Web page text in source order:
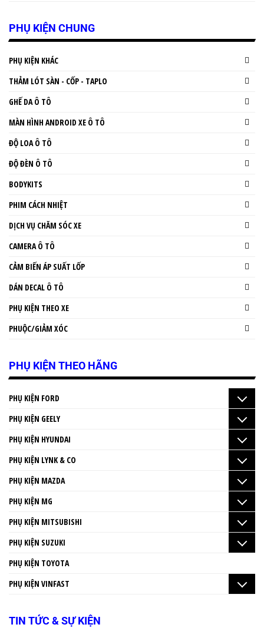
PHỤ KIỆN CHUNG
PHỤ KIỆN KHÁC
THẢM LÓT SÀN - CỐP - TAPLO
GHẾ DA Ô TÔ
MÀN HÌNH ANDROID XE Ô TÔ
ĐỘ LOA Ô TÔ
ĐỘ ĐÈN Ô TÔ
BODYKITS
PHIM CÁCH NHIỆT
DỊCH VỤ CHĂM SÓC XE
CAMERA Ô TÔ
CẢM BIẾN ÁP SUẤT LỐP
DÁN DECAL Ô TÔ
PHỤ KIỆN THEO XE
PHUỘC/GIẢM XÓC
PHỤ KIỆN THEO HÃNG
PHỤ KIỆN FORD
PHỤ KIỆN GEELY
PHỤ KIỆN HYUNDAI
PHỤ KIỆN LYNK & CO
PHỤ KIỆN MAZDA
PHỤ KIỆN MG
PHỤ KIỆN MITSUBISHI
PHỤ KIỆN SUZUKI
PHỤ KIỆN TOYOTA
PHỤ KIỆN VINFAST
TIN TỨC & SỰ KIỆN